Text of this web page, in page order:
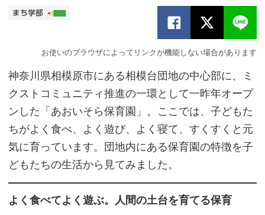
お使いのブラウザによってリンクが機能しない場合があります
神奈川県相模原市にある相模台団地の中心部に、ミ
クストコミュニティ推進の一環として一昨年オープ
ンした「あおいそら保育園」。ここでは、子どもた
ちがよく食べ、よく遊び、よく寝て、すくすくと元
気に育っています。団地内にある保育園の特徴を子
どもたちの生活から見てみました。
よく食べてよく遊ぶ。人間の土台を育てる保育